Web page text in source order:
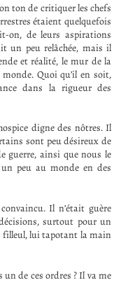
ton de critiquer les chefs
étaient quelquefois
on, de leurs aspirations
un peu relâchée, mais il
et réalité, le mur de la
Quoi qu’il en soit,
dans la rigueur des
digne des nôtres. Il
sont peu désireux de
guerre, ainsi que nous le
peu au monde en des
Il n’était guère
surtout pour un
filleul, lui tapotant la main
de ces ordres ? Il va me